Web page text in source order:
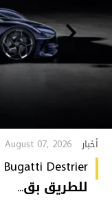
أخبار August 07, 2026
للطريق بق...